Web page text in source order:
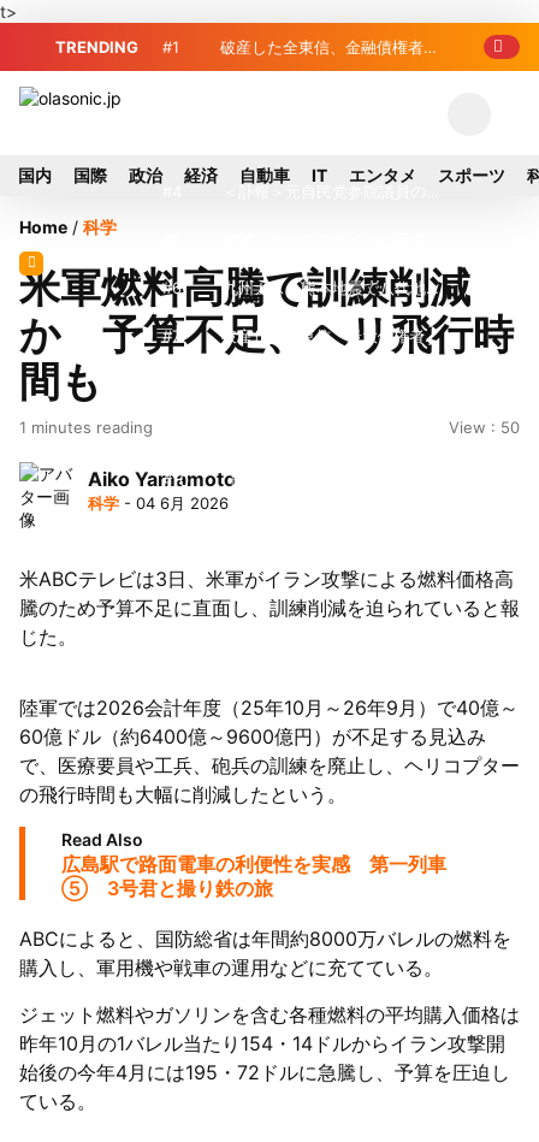
t>
TRENDING #1 破産した全東信、金融債権者リ
の真紀子氏
元社長が取締役に就任—再上場に向け視
界良好
#6 九州ガス、熊本地震で八代地区
のガス供給停止 「2次災害防止」を理
#7 破産した全東信、最大債権者は
「人感センサー搭載ファン付LEDミニラ
#10 破産したカード決済代行大手
63者の負債総額は1151億円
国内 国際 政治 経済 自動車 IT エンタメ スポーツ
Home / 科学
米軍燃料高騰で訓練削減
か 予算不足、ヘリ飛行時
間も
1 minutes reading View : 50
Aiko Yamamoto
科学 - 04 6月 2026
米ABCテレビは3日、米軍がイラン攻撃による燃料価格高
騰のため予算不足に直面し、訓練削減を迫られていると報
じた。
陸軍では2026会計年度（25年10月～26年9月）で40億～
60億ドル（約6400億～9600億円）が不足する見込み
で、医療要員や工兵、砲兵の訓練を廃止し、ヘリコプター
の飛行時間も大幅に削減したという。
Read Also
広島駅で路面電車の利便性を実感 第一列車
⑤ 3号君と撮り鉄の旅
ABCによると、国防総省は年間約8000万バレルの燃料を
購入し、軍用機や戦車の運用などに充てている。
ジェット燃料やガソリンを含む各種燃料の平均購入価格は
昨年10月の1バレル当たり154・14ドルからイラン攻撃開
始後の今年4月には195・72ドルに急騰し、予算を圧迫し
ている。